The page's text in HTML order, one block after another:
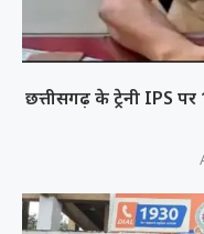
छत्तीसगढ़ के ट्रेनी IPS